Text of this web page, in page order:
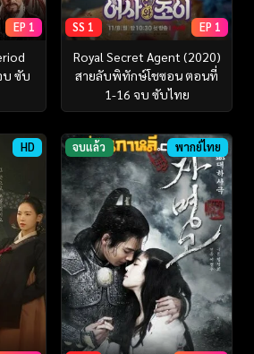
EP 1
บ ซับ
SS 1 EP 1
Royal Secret Agent (2020)
สายลับพิทักษ์โชซอน ตอนที่
1-16 จบ ซับไทย
HD จบแล้ว พากย์ไทย